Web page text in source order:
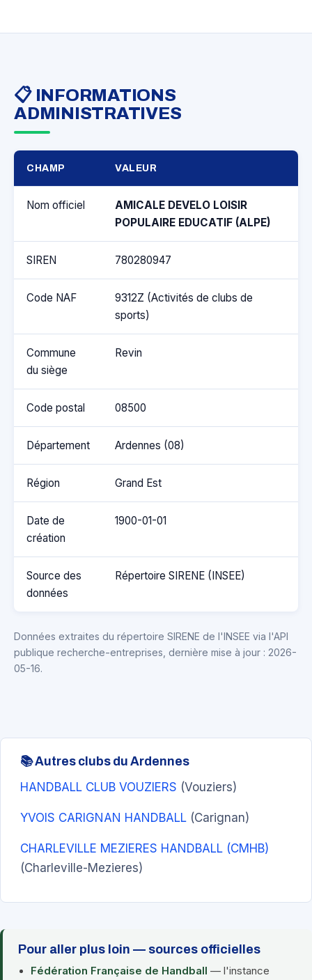
📋 INFORMATIONS
ADMINISTRATIVES
CHAMP VALEUR
Nom officiel
AMICALE DEVELO LOISIR
POPULAIRE EDUCATIF (ALPE)
SIREN 780280947
Code NAF
9312Z (Activités de clubs de
sports)
Commune
du siège
Revin
Code postal 08500
Département Ardennes (08)
Région Grand Est
Date de
création
1900-01-01
Source des
données
Répertoire SIRENE (INSEE)
Données extraites du répertoire SIRENE de l'INSEE via l'API
publique recherche-entreprises, dernière mise à jour : 2026-
05-16.
📚 Autres clubs du Ardennes
HANDBALL CLUB VOUZIERS (Vouziers)
YVOIS CARIGNAN HANDBALL (Carignan)
CHARLEVILLE MEZIERES HANDBALL (CMHB)
(Charleville-Mezieres)
Pour aller plus loin — sources officielles
Fédération Française de Handball — l'instance